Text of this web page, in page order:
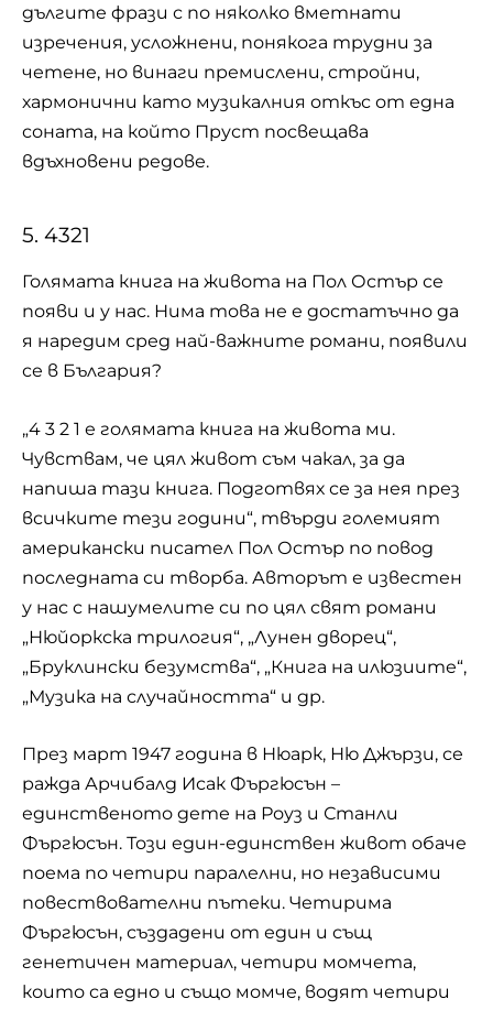
дългите фрази с по няколко вметнати
изречения, усложнени, понякога трудни за
четене, но винаги премислени, стройни,
хармонични като музикалния откъс от една
соната, на който Пруст посвещава
вдъхновени редове.
5. 4321
Голямата книга на живота на Пол Остър се
появи и у нас. Нима това не е достатъчно да
я наредим сред най-важните романи, появили
се в България?
„4 3 2 1 е голямата книга на живота ми.
Чувствам, че цял живот съм чакал, за да
напиша тази книга. Подготвях се за нея през
всичките тези години“, твърди големият
американски писател Пол Остър по повод
последната си творба. Авторът е известен
у нас с нашумелите си по цял свят романи
„Нюйоркска трилогия“, „Лунен дворец“,
„Бруклински безумства“, „Книга на илюзиите“,
„Музика на случайността“ и др.
През март 1947 година в Нюарк, Ню Джързи, се
ражда Арчибалд Исак Фъргюсън –
единственото дете на Роуз и Станли
Фъргюсън. Този един-единствен живот обаче
поема по четири паралелни, но независими
повествователни пътеки. Четирима
Фъргюсън, създадени от един и същ
генетичен материал, четири момчета,
които са едно и също момче, водят четири